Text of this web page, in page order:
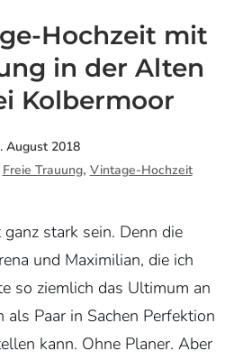
Hochzeit mit
in der Alten
Kolbermoor
August 2018
Freie Trauung, Vintage-Hochzeit
stark sein. Denn die
und Maximilian, die ich
so ziemlich das Ultimum an
als Paar in Sachen Perfektion
kann. Ohne Planer. Aber